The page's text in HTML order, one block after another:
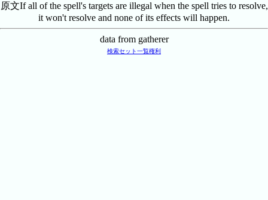
原文If all of the spell's targets are illegal when the spell tries to resolve,
it won't resolve and none of its effects will happen.
data from gatherer
検索セット一覧権利